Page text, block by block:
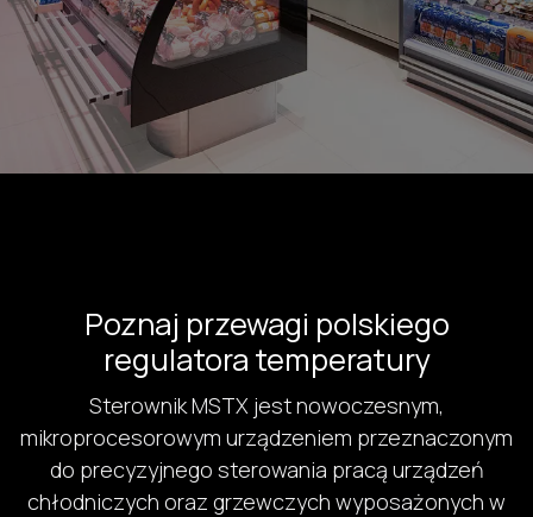
Poznaj przewagi polskiego
regulatora temperatury
Sterownik MSTX jest nowoczesnym,
mikroprocesorowym urządzeniem przeznaczonym
do precyzyjnego sterowania pracą urządzeń
chłodniczych oraz grzewczych wyposażonych w